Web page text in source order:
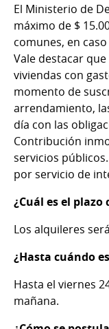
El Ministerio de
máximo de $
comunes, en
Vale destacar
viviendas con
momento de
arrendamiento,
día con las
Contribución
servicios
por servicio de
¿Cuál es el
Los alquileres
¿Hasta cuándo
Hasta el viernes
mañana.